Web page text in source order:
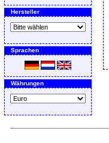
Hersteller
Sprachen
Währungen